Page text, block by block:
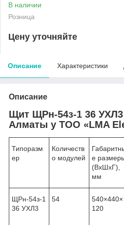
В наличии
Розница
Цену уточняйте
Описание Характеристики
Описание
Щит ЩРн-54з-1 36 УХЛ3
Алматы у ТОО «LMA
Типоразм
ер
Количеств
о модулей
е
(ВхШхГ),
мм
ЩРн-54з-1
36 УХЛ3
54
540×440×
120